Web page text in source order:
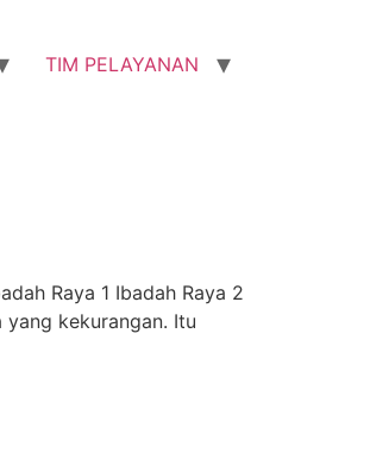
TIM PELAYANAN
Raya 1 Ibadah Raya 2
kekurangan. Itu